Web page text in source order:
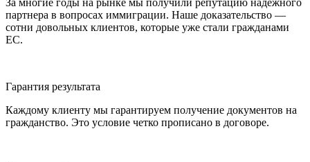
партнера в вопросах иммиграции. Наше доказательство —
сотни довольных клиентов, которые уже стали гражданами
ЕС.
Гарантия результата
Каждому клиенту мы гарантируем получение документов на
гражданство. Это условие четко прописано в договоре.